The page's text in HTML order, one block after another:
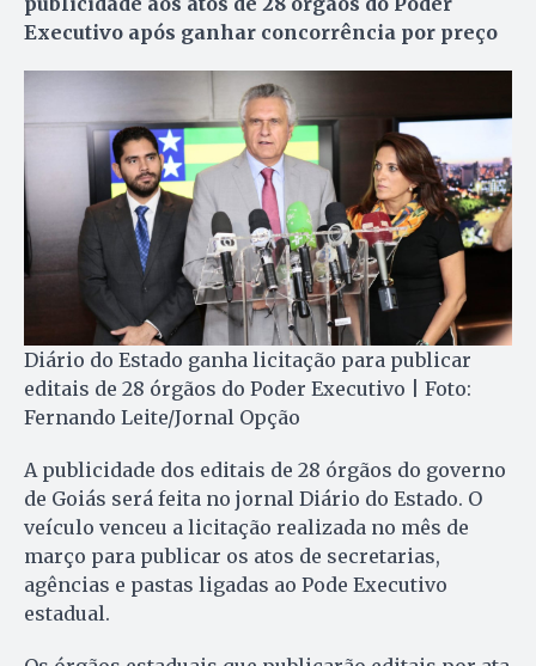
Executivo após ganhar concorrência por preço
Diário do Estado ganha licitação para publicar
editais de 28 órgãos do Poder Executivo | Foto:
Fernando Leite/Jornal Opção
A publicidade dos editais de 28 órgãos do governo
de Goiás será feita no jornal Diário do Estado. O
veículo venceu a licitação realizada no mês de
março para publicar os atos de secretarias,
agências e pastas ligadas ao Pode Executivo
estadual.